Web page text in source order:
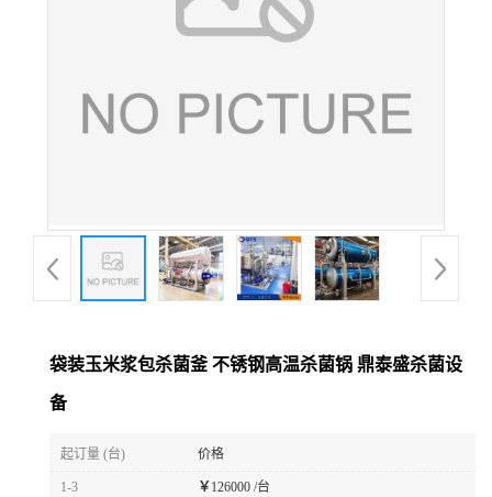
袋装玉米浆包杀菌釜 不锈钢高温杀菌锅 鼎泰盛杀菌设
备
起订量 (台) 价格
1-3 ￥ 126000 /台